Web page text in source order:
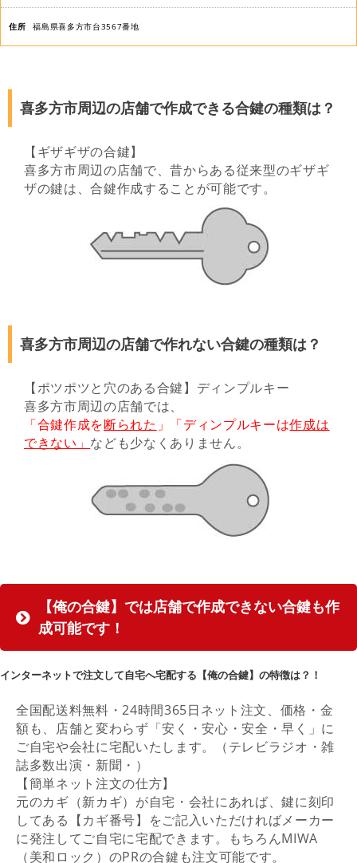
所
福島県喜多方市台3567番地
喜多方市周辺の店舗で作成できる合鍵の種類は？
【ギザギザの合鍵】
喜多方市周辺の店舗で、昔からある従来型のギザギ
ザの鍵は、合鍵作成することが可能です。
喜多方市周辺の店舗で作れない合鍵の種類は？
【ポツポツと穴のある合鍵】ディンプルキー
喜多方市周辺の店舗では、
「合鍵作成を断られた 」「ディンプルキーは作成は
できない」 なども少なくありません。
【俺の合鍵】では店舗で作成できない合鍵も作
成可能です！
インターネットで注文して自宅へ宅配する【俺の合鍵】の特徴は？！
全国配送料無料・24時間365日ネット注文、価格・金
額も、店舗と変わらず「安く・安心・安全・早く」に
ご自宅や会社に宅配いたします。（テレビラジオ・雑
誌多数出演・新聞・）
【簡単ネット注文の仕方】
元のカギ（新カギ）が自宅・会社にあれば、鍵に刻印
してある【カギ番号】をご記入いただければメーカー
に発注してご自宅に宅配できます。もちろんMIWA
（美和ロック）のPRの合鍵も注文可能です。